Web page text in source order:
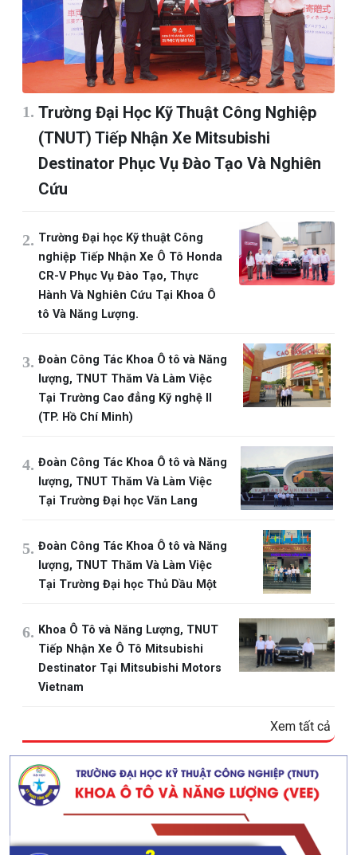
Trường Đại Học Kỹ Thuật Công Nghiệp
(TNUT) Tiếp Nhận Xe Mitsubishi
Destinator Phục Vụ Đào Tạo Và Nghiên
Cứu
Trường Đại học Kỹ thuật Công
nghiệp Tiếp Nhận Xe Ô Tô Honda
CR-V Phục Vụ Đào Tạo, Thực
Hành Và Nghiên Cứu Tại Khoa Ô
tô Và Năng Lượng.
Đoàn Công Tác Khoa Ô tô và Năng
lượng, TNUT Thăm Và Làm Việc
Tại Trường Cao đẳng Kỹ nghệ II
(TP. Hồ Chí Minh)
Đoàn Công Tác Khoa Ô tô và Năng
lượng, TNUT Thăm Và Làm Việc
Tại Trường Đại học Văn Lang
Đoàn Công Tác Khoa Ô tô và Năng
lượng, TNUT Thăm Và Làm Việc
Tại Trường Đại học Thủ Dầu Một
Khoa Ô Tô và Năng Lượng, TNUT
Tiếp Nhận Xe Ô Tô Mitsubishi
Destinator Tại Mitsubishi Motors
Vietnam
Xem tất cả